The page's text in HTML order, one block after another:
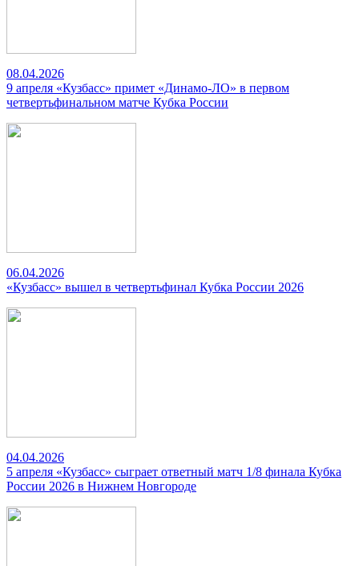
08.04.2026
9 апреля «Кузбасс» примет «Динамо-ЛО» в первом
четвертьфинальном матче Кубка России
06.04.2026
«Кузбасс» вышел в четвертьфинал Кубка России 2026
04.04.2026
5 апреля «Кузбасс» сыграет ответный матч 1/8 финала Кубка
России 2026 в Нижнем Новгороде